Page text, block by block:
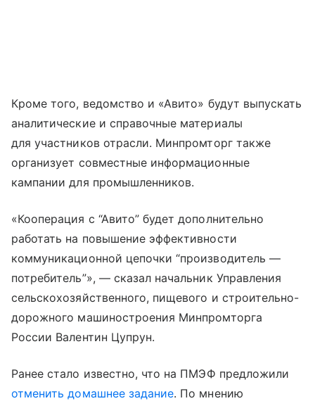
Кроме того, ведомство и «Авито» будут выпускать
аналитические и справочные материалы
для участников отрасли. Минпромторг также
организует совместные информационные
кампании для промышленников.
«Кооперация с “Авито” будет дополнительно
работать на повышение эффективности
коммуникационной цепочки “производитель —
потребитель”», — сказал начальник Управления
сельскохозяйственного, пищевого и строительно-
дорожного машиностроения Минпромторга
России Валентин Цупрун.
Ранее стало известно, что на ПМЭФ предложили
отменить домашнее задание. По мнению